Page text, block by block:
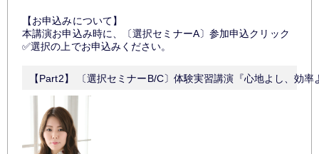
【お申込みについて】
本講演お申込み時に、〔選択セミナーA〕参加申込クリック
✅選択の上でお申込みください。
【Part2】 〔選択セミナーB/C〕体験実習講演『心地よし、効